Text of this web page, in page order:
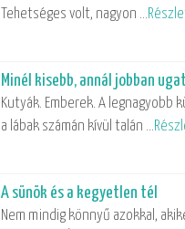
Tehetséges volt, nagyon …
Minél kisebb, annál jobban ugat
Kutyák. Emberek. A legnagyobb
a lábak számán kívül talán …
A sünök és a kegyetlen tél
Nem mindig könnyű azokkal,